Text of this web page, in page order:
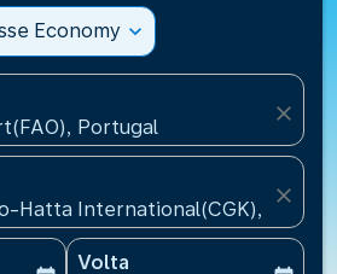
Economy expand_more
Portugal
close
Hatta International(CGK),
close
Volta